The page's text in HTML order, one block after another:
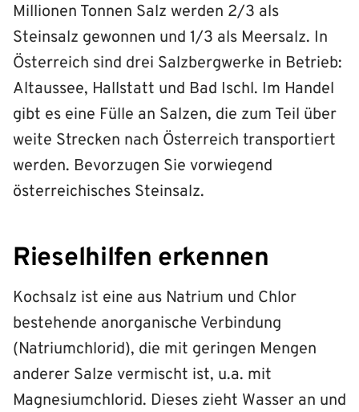
Millionen Tonnen Salz werden 2/3 als
Steinsalz gewonnen und 1/3 als Meersalz. In
Österreich sind drei Salzbergwerke in Betrieb:
Altaussee, Hallstatt und Bad Ischl. Im Handel
gibt es eine Fülle an Salzen, die zum Teil über
weite Strecken nach Österreich transportiert
werden. Bevorzugen Sie vorwiegend
österreichisches Steinsalz.
Rieselhilfen erkennen
Kochsalz ist eine aus Natrium und Chlor
bestehende anorganische Verbindung
(Natriumchlorid), die mit geringen Mengen
anderer Salze vermischt ist, u.a. mit
Magnesiumchlorid. Dieses zieht Wasser an und